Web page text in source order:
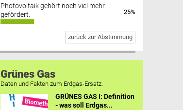
Photovoltaik gehört noch viel mehr
gefördert.
25%
zurück zur Abstimmung
Grünes Gas
Daten und Fakten zum Erdgas-Ersatz.
GRÜNES GAS I: Definition
- was soll Erdgas...